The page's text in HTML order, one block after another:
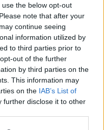
the below opt-out
note that after your
continue seeing
information utilized by
to third parties prior to
out of the further
by third parties on the
This information may
on the IAB’s List of
further disclose it to other